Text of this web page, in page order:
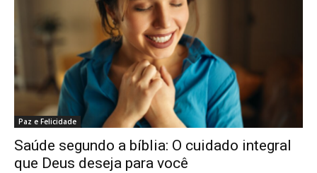
Paz e Felicidade
Saúde segundo a bíblia: O cuidado integral
que Deus deseja para você